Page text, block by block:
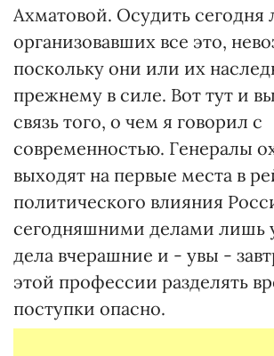
Ахматовой. Осудить сегодня
организовавших все это,
поскольку они или их
прежнему в силе. Вот тут и
связь того, о чем я говорил с
современностью. Генералы
выходят на первые места в
политического влияния
сегодняшними делами лишь
дела вчерашние и - увы -
этой профессии разделять
поступки опасно.